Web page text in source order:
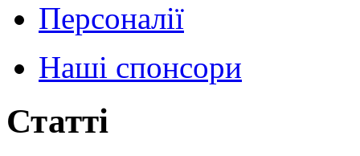
Персоналії
Наші спонсори
Статті